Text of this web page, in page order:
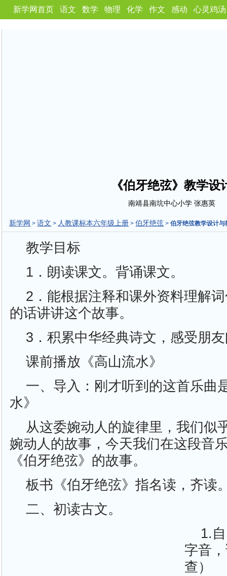
新学网首页 语文 数学 物理 化学 作文 感动 心灵鸡汤
《伯牙绝弦》教学设
南靖县南坑中心小学 张惠英
新学网 >语文 > 人教课标本六年级上册 >伯牙绝弦 >伯牙绝弦教学设计
教学目标
1．朗读课文。背诵课文。
2．能根据注释和课外资料理解
的话讲讲这个故事。
3．积累中华经典诗文，感受朋
课前播放《高山流水》
一、导入：刚才听到的这首乐曲
水》
从这委婉动人的旋律里，我们似
婉动人的故事，今天我们在这段音
《伯牙绝弦》的故事。
板书《伯牙绝弦》指名读，齐读
二、初读古文。
1.
字音
查）